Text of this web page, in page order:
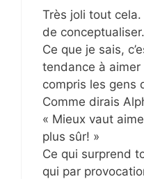
Très joli tout cela.
de conceptualiser.
Ce que je sais,
tendance à
compris les gens
Comme dirais
« Mieux vaut
plus sûr! »
Ce qui surprend
qui par